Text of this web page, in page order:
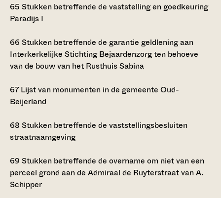
65 Stukken betreffende de vaststelling en goedkeuring
Paradijs I
66 Stukken betreffende de garantie geldlening aan
Interkerkelijke Stichting Bejaardenzorg ten behoeve
van de bouw van het Rusthuis Sabina
67 Lijst van monumenten in de gemeente Oud-
Beijerland
68 Stukken betreffende de vaststellingsbesluiten
straatnaamgeving
69 Stukken betreffende de overname om niet van een
perceel grond aan de Admiraal de Ruyterstraat van A.
Schipper